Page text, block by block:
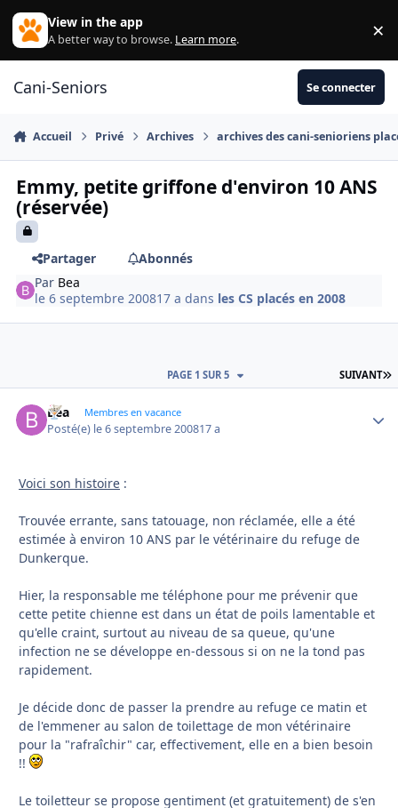
Aller au contenu
View in the app
A better way to browse. Learn more. ×
Cani-Seniors Se connecter
Accueil Privé Archives archives des cani-senioriens
Emmy, petite griffone d'environ 10 ANS
(réservée)
Partager
Abonnés
Par Bea
le 6 septembre 200817 a dans les CS placés en 2008
SUIVANT
PAGE 1 SUR 5
Bea Membres en vacance
Posté(e) le 6 septembre 200817 a
Voici son histoire :
Trouvée errante, sans tatouage, non réclamée, elle a été
estimée à environ 10 ANS par le vétérinaire du refuge de
Dunkerque.
Hier, la responsable me téléphone pour me prévenir que
cette petite chienne est dans un état de poils lamentable et
qu'elle craint, surtout au niveau de sa queue, qu'une
infection ne se développe en-dessous si on ne la tond pas
rapidement.
Je décide donc de passer la prendre au refuge ce matin et
de l'emmener au salon de toilettage de mon vétérinaire
pour la "rafraîchir" car, effectivement, elle en a bien besoin
!!
Le toiletteur se propose gentiment (et gratuitement) de s'en